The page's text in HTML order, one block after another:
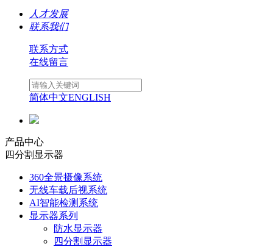
人才发展
联系我们
联系方式
在线留言
简体中文ENGLISH
产品中心
四分割显示器
360全景摄像系统
无线车载后视系统
AI智能检测系统
显示器系列
防水显示器
四分割显示器